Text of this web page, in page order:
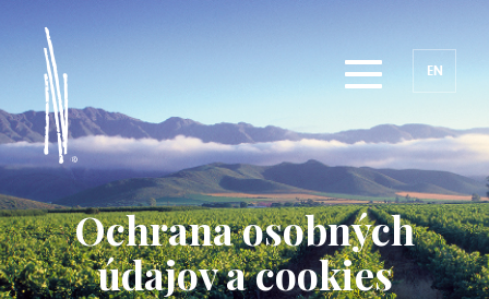
EN
Ochrana osobných
údajov a cookies